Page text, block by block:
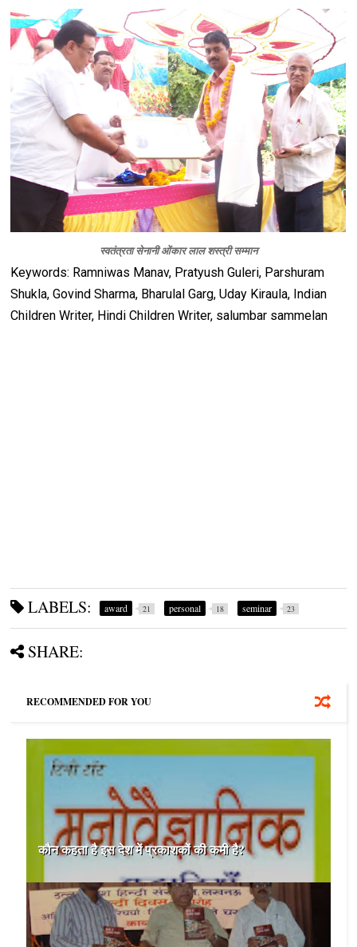
स्‍वतंत्रता सेनानी ओंकार लाल शस्‍त्री सम्‍मान
Keywords: Ramniwas Manav, Pratyush Guleri, Parshuram
Shukla, Govind Sharma, Bharulal Garg, Uday Kiraula, Indian
Children Writer, Hindi Children Writer, salumbar sammelan
LABELS: award 21 personal 18 seminar 23
SHARE:
RECOMMENDED FOR YOU
कौन कहता है इस देश में प्रकाशकों की कमी है?